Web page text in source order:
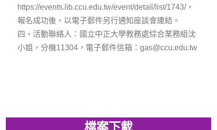
https://events.lib.ccu.edu.tw/event/detail/list/1743/，
報名成功後，以電子郵件另行通知座談會連結。
四、活動聯絡人：國立中正大學教務處綜合業務組沈
小姐，分機11304，電子郵件信箱：gas@ccu.edu.tw
檔案下載